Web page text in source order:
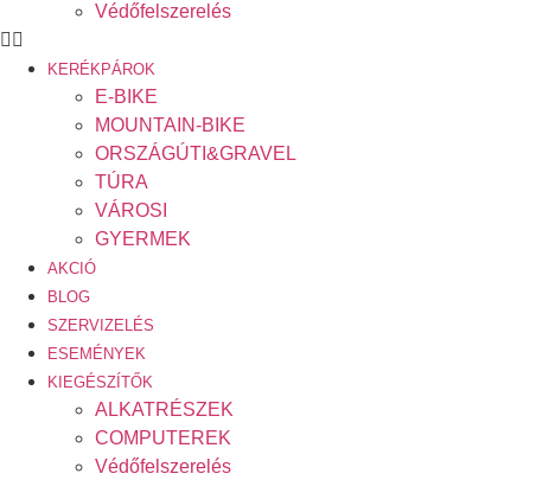
Védőfelszerelés
KERÉKPÁROK
E-BIKE
MOUNTAIN-BIKE
ORSZÁGÚTI&GRAVEL
TÚRA
VÁROSI
GYERMEK
AKCIÓ
BLOG
SZERVIZELÉS
ESEMÉNYEK
KIEGÉSZÍTŐK
ALKATRÉSZEK
COMPUTEREK
Védőfelszerelés